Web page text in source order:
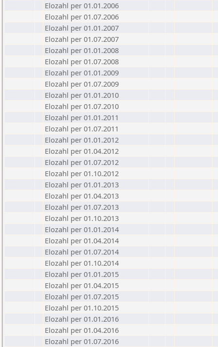
Elozahl per 01.01.2006
Elozahl per 01.07.2006
Elozahl per 01.01.2007
Elozahl per 01.07.2007
Elozahl per 01.01.2008
Elozahl per 01.07.2008
Elozahl per 01.01.2009
Elozahl per 01.07.2009
Elozahl per 01.01.2010
Elozahl per 01.07.2010
Elozahl per 01.01.2011
Elozahl per 01.07.2011
Elozahl per 01.01.2012
Elozahl per 01.04.2012
Elozahl per 01.07.2012
Elozahl per 01.10.2012
Elozahl per 01.01.2013
Elozahl per 01.04.2013
Elozahl per 01.07.2013
Elozahl per 01.10.2013
Elozahl per 01.01.2014
Elozahl per 01.04.2014
Elozahl per 01.07.2014
Elozahl per 01.10.2014
Elozahl per 01.01.2015
Elozahl per 01.04.2015
Elozahl per 01.07.2015
Elozahl per 01.10.2015
Elozahl per 01.01.2016
Elozahl per 01.04.2016
Elozahl per 01.07.2016